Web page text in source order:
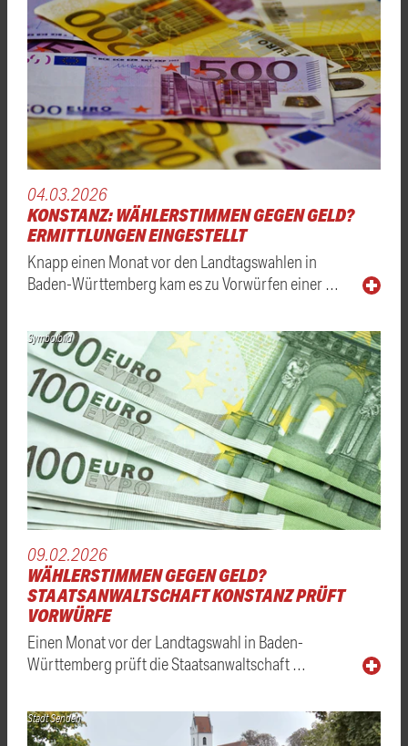
04.03.2026
KONSTANZ: WÄHLERSTIMMEN GEGEN GELD?
ERMITTLUNGEN EINGESTELLT
Knapp einen Monat vor den Landtagswahlen in
Baden-Württemberg kam es zu Vorwürfen einer …
Symbolbild
09.02.2026
WÄHLERSTIMMEN GEGEN GELD?
STAATSANWALTSCHAFT KONSTANZ PRÜFT
VORWÜRFE
Einen Monat vor der Landtagswahl in Baden-
Württemberg prüft die Staatsanwaltschaft …
Stadt Senden